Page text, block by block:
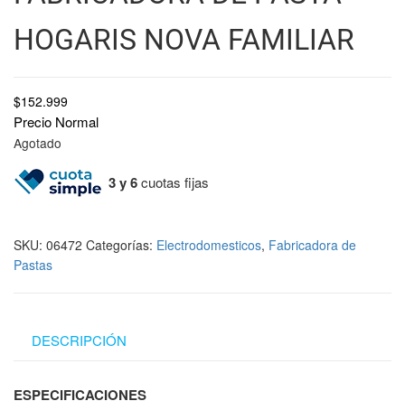
HOGARIS NOVA FAMILIAR
$152.999
Precio Normal
Agotado
3 y 6cuotas fijas
SKU: 06472 Categorías: Electrodomesticos, Fabricadora de
Pastas
DESCRIPCIÓN
ESPECIFICACIONES